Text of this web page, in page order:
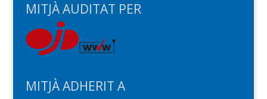
MITJÀ AUDITAT PER
MITJÀ ADHERIT A